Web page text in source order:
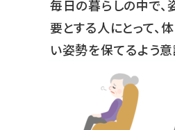
毎日の暮らしの中で
要とする人にとって、
い姿勢を保てるよう意